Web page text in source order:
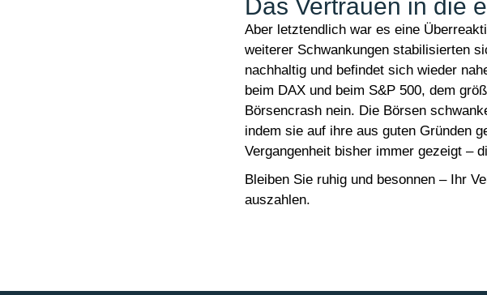
Das Vertrauen in die
Aber letztendlich war es eine
weiterer Schwankungen stabilisierten
nachhaltig und befindet sich wieder
beim DAX und beim S&P 500, dem
Börsencrash nein. Die Börsen
indem sie auf ihre aus guten Gründen
Vergangenheit bisher immer gezeigt –
Bleiben Sie ruhig und besonnen – Ihr
auszahlen.